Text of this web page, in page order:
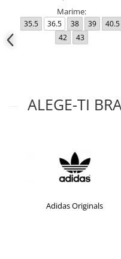
Marime:
35.5 36.5 38 39
40.5
42
43
ALEGE-TI
Adidas Originals